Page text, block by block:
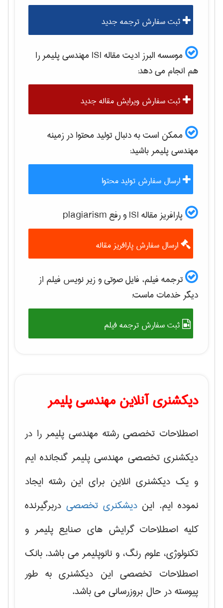
ثبت سفارش ترجمه جدید
موسسه البرز ادیت مقاله ISI مهندسی پليمررا
هم انجام می دهد:
ثبت سفارش ویرایش مقاله جدید
ممکن است به دنبال تولید محتوا در زمینه
مهندسی پليمرباشید:
ارسال سفارش تولید محتوا
پارافریز مقاله ISI و رفع plagiarism
ارسال سفارش پارافریز مقاله
ترجمه فیلم، فایل صوتی و زیر نویس فیلم از
دیگر خدمات ماست:
ثبت سفارش ترجمه فیلم
دیکشنری آنلاین مهندسی پلیمر
اصطلاحات تخصصی رشته مهندسی پلیمر را در
دیکشنری تخصصی مهندسی پلیمر گنجانده ایم
و یک دیکشنری انلاین برای این رشته ایجاد
نموده ایم. ایندیشکنری تخصصی دربرگیرنده
کلیه اصطلاحات گرایش های صنایع پلیمر و
تکنولوژی، علوم رنگ، و نانوپلیمر می باشد. بانک
اصطلاحات تخصصی این دیکشنری به طور
پیوسته در حال بروزرسانی می باشد.